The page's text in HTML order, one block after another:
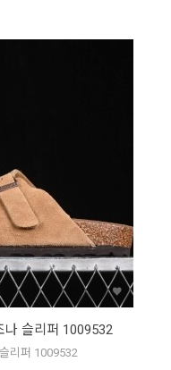
나 슬리퍼 1009532
리퍼 1009532